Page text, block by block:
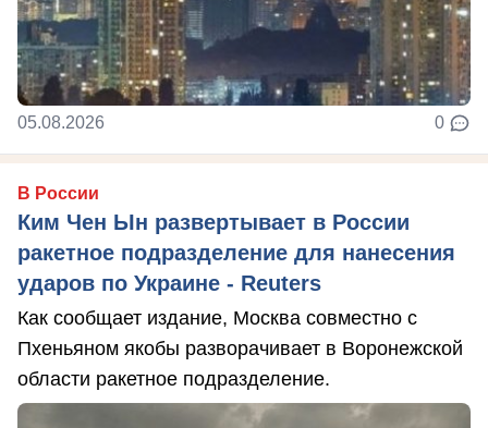
05.08.2026 0
В России
Ким Чен Ын развертывает в России
ракетное подразделение для нанесения
ударов по Украине - Reuters
Как сообщает издание, Москва совместно с
Пхеньяном якобы разворачивает в Воронежской
области ракетное подразделение.